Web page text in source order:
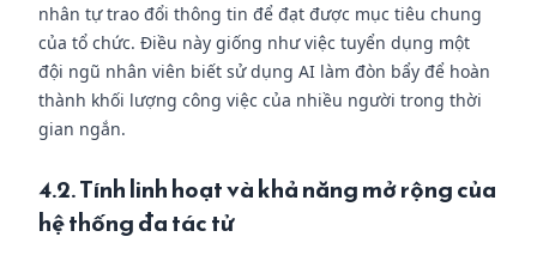
nhân tự trao đổi thông tin để đạt được mục tiêu chung
của tổ chức. Điều này giống như việc tuyển dụng một
đội ngũ nhân viên biết sử dụng AI làm đòn bẩy để hoàn
thành khối lượng công việc của nhiều người trong thời
gian ngắn.
4.2. Tính linh hoạt và khả năng mở rộng của
hệ thống đa tác tử